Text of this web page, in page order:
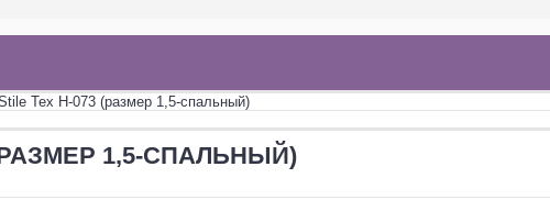
Tex H-073 (размер 1,5-спальный)
1,5-СПАЛЬНЫЙ)